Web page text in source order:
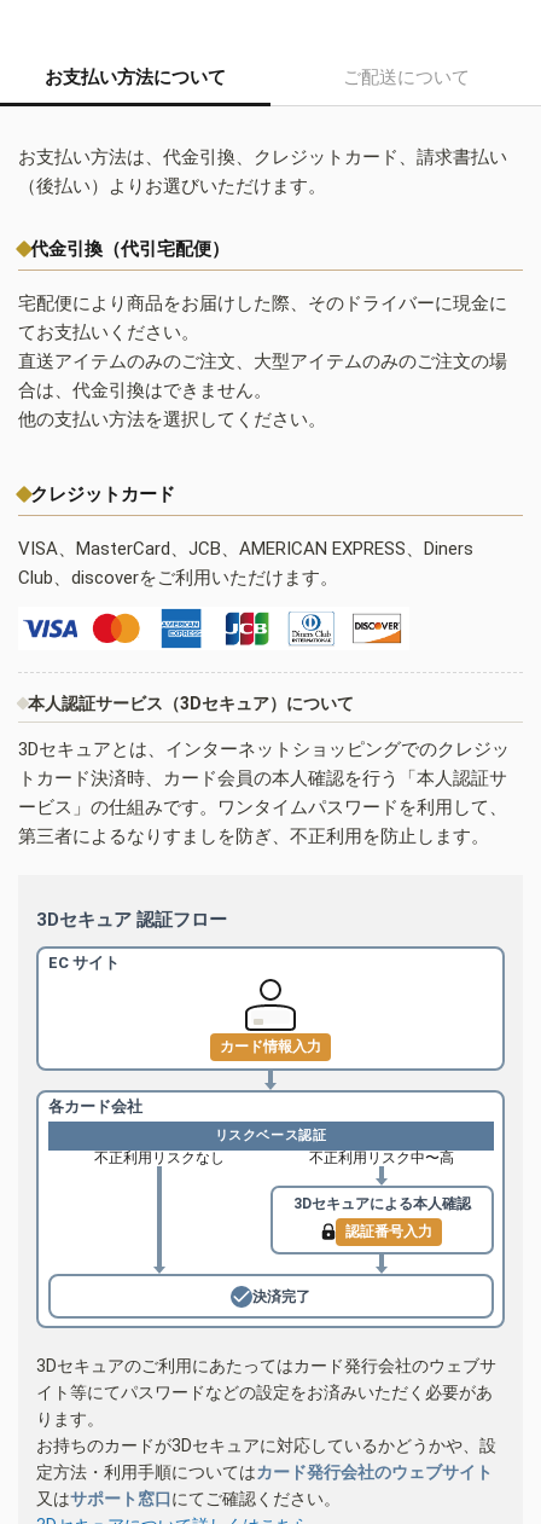
お支払い方法について ご配送について
お支払い方法は、代金引換、クレジットカード、請求書払い
（後払い）よりお選びいただけます。
代金引換（代引宅配便）
宅配便により商品をお届けした際、そのドライバーに現金に
てお支払いください。
直送アイテムのみのご注文、大型アイテムのみのご注文の場
合は、代金引換はできません。
他の支払い方法を選択してください。
クレジットカード
VISA、MasterCard、JCB、AMERICAN EXPRESS、Diners
Club、discoverをご利用いただけます。
本人認証サービス（3Dセキュア）について
3Dセキュアとは、インターネットショッピングでのクレジッ
トカード決済時、カード会員の本人確認を行う「本人認証サ
ービス」の仕組みです。ワンタイムパスワードを利用して、
第三者によるなりすましを防ぎ、不正利用を防止します。
3Dセキュア 認証フロー
EC サイト
カード情報入力
各カード会社
リスクベース認証
不正利用リスクなし 不正利用リスク中〜高
3Dセキュアによる本人確認
認証番号入力
決済完了
3Dセキュアのご利用にあたってはカード発行会社のウェブサ
イト等にてパスワードなどの設定をお済みいただく必要があ
ります。
お持ちのカードが3Dセキュアに対応しているかどうかや、設
定方法・利用手順についてはカード発行会社のウェブサイト
又はサポート窓口にてご確認ください。